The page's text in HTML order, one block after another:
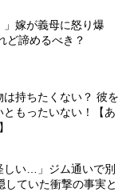
嫁が義母に怒り爆
ど諦めるべき？
持ちたくない？ 彼を
もったいない！【あ
しい…」ジム通いで別
していた衝撃の事実と